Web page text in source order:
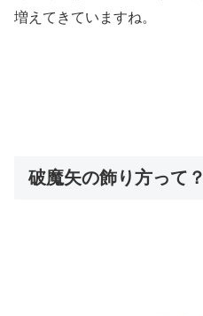
増えてきていますね。
破魔矢の飾り方って？